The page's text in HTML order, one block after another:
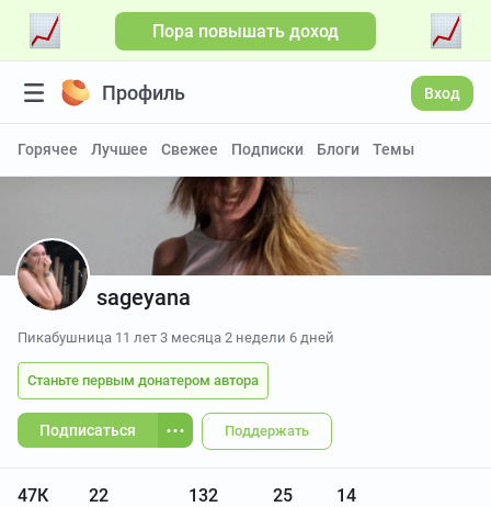
Пора повышать доход
Профиль Вход
Горячее Лучшее Свежее Подписки Блоги Темы
sageyana
Пикабушница 11 лет 3 месяца 2 недели 6 дней
Станьте первым донатером автора
Подписаться Поддержать
47К 22 132 25 14